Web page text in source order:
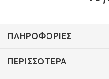
ΠΛΗΡΟΦΟΡΊΕΣ
ΠΕΡΙΣΣΌΤΕΡΑ